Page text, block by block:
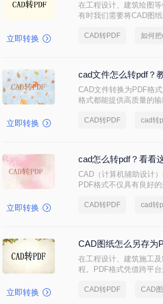
立即转换
在工程设计、建筑绘图
有时我们需要将CAD图
如何把cad图纸转成pdf
CAD转PDF 如何
立即转换
cad文件怎么转pdf？
CAD文件转换为PDF格
格式都能提供高质量的
CAD转PDF cad转
立即转换
cad怎么转pdf？看看
CAD（计算机辅助设计
PDF格式不仅具有良好
CAD转PDF cad转
立即转换
CAD图纸怎么另存为
在工程设计、建筑施工
程。PDF格式凭借跨平
CAD转PDF CAD